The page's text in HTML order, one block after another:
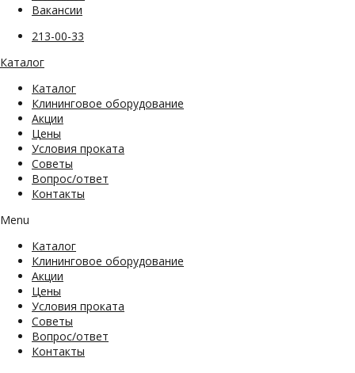
Вакансии
213-00-33
Каталог
Каталог
Клининговое оборудование
Акции
Цены
Условия проката
Советы
Вопрос/ответ
Контакты
Menu
Каталог
Клининговое оборудование
Акции
Цены
Условия проката
Советы
Вопрос/ответ
Контакты